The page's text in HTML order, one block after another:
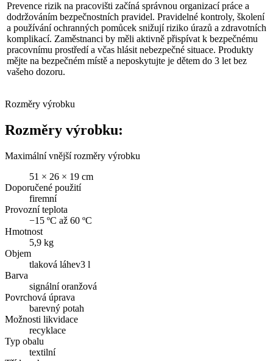
Prevence rizik na pracovišti začíná správnou organizací práce a
dodržováním bezpečnostních pravidel. Pravidelné kontroly, školení
a používání ochranných pomůcek snižují riziko úrazů a zdravotních
komplikací. Zaměstnanci by měli aktivně přispívat k bezpečnému
pracovnímu prostředí a včas hlásit nebezpečné situace. Produkty
mějte na bezpečném místě a neposkytujte je dětem do 3 let bez
vašeho dozoru.
Rozměry výrobku
Rozměry výrobku:
Maximální vnější rozměry výrobku
51 × 26 × 19 cm
Doporučené použití
firemní
Provozní teplota
−15 ºC až 60 ºC
Hmotnost
5,9 kg
Objem
tlaková láhev3 l
Barva
signální oranžová
Povrchová úprava
barevný potah
Možnosti likvidace
recyklace
Typ obalu
textilní